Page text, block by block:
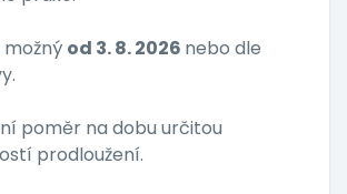
od 3. 8. 2026 nebo dle
poměr na dobu určitou
prodloužení.